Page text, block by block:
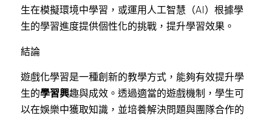
生在模擬環境中學習，或運用人工智慧（AI）根據學
生的學習進度提供個性化的挑戰，提升學習效果。
結論
遊戲化學習是一種創新的教學方式，能夠有效提升學
生的學習興趣與成效。透過適當的遊戲機制，學生可
以在娛樂中獲取知識，並培養解決問題與團隊合作的